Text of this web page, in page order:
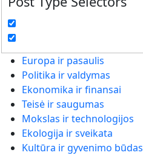
Europa ir pasaulis
Politika ir valdymas
Ekonomika ir finansai
Teisė ir saugumas
Mokslas ir technologijos
Ekologija ir sveikata
Kultūra ir gyvenimo būdas